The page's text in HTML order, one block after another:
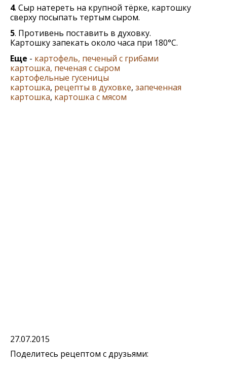
4. Сыр натереть на крупной тёрке, картошку
сверху посыпать тертым сыром.
5. Противень поставить в духовку.
Картошку запекать около часа при 180°С.
Еще - картофель, печеный с грибами
картошка, печеная с сыром
картофельные гусеницы
картошка, рецепты в духовке, запеченная
картошка, картошка с мясом
27.07.2015
Поделитесь рецептом с друзьями: